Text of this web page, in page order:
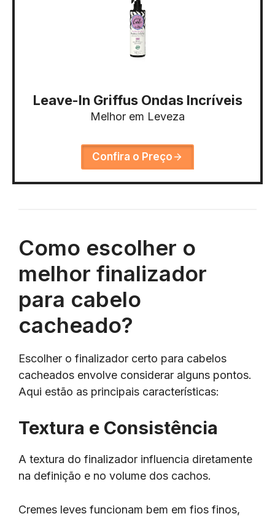
Leave-In Griffus Ondas Incríveis
Melhor em Leveza
Confira o Preço
Como escolher o
melhor finalizador
para cabelo
cacheado?
Escolher o finalizador certo para cabelos
cacheados envolve considerar alguns pontos.
Aqui estão as principais características:
Textura e Consistência
A textura do finalizador influencia diretamente
na definição e no volume dos cachos.
Cremes leves funcionam bem em fios finos,